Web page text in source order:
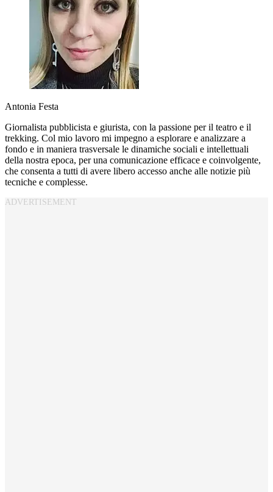
Antonia Festa
Giornalista pubblicista e giurista, con la passione per il teatro e il
trekking. Col mio lavoro mi impegno a esplorare e analizzare a
fondo e in maniera trasversale le dinamiche sociali e intellettuali
della nostra epoca, per una comunicazione efficace e coinvolgente,
che consenta a tutti di avere libero accesso anche alle notizie più
tecniche e complesse.